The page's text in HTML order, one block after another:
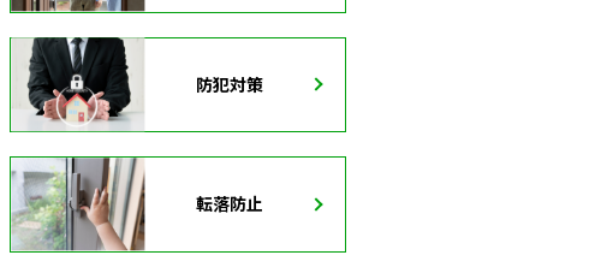
防犯対策
転落防止